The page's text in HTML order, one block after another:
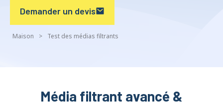
Demander un devis
Maison > Test des médias filtrants
Média filtrant avancé &